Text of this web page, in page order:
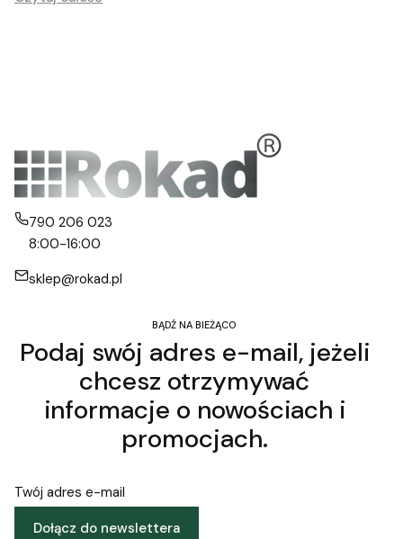
790 206 023
8:00-16:00
sklep@rokad.pl
BĄDŹ NA BIEŻĄCO
Podaj swój adres e-mail, jeżeli
chcesz otrzymywać
informacje o nowościach i
promocjach.
Twój adres e-mail
Dołącz do newslettera